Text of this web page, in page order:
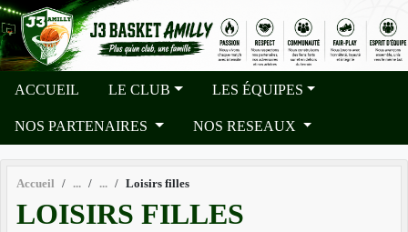
ACCUEIL LE CLUB LES ÉQUIPES
NOS PARTENAIRES NOS RESEAUX
Accueil Loisirs filles
LOISIRS FILLES
Panneau de gestion des cookies